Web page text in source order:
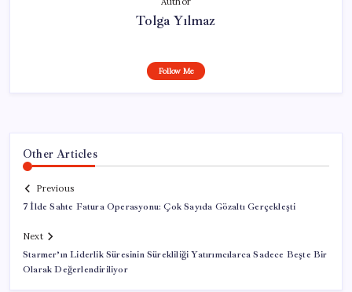
Tolga Yılmaz
Follow Me
Other Articles
Previous
7 İlde Sahte Fatura Operasyonu: Çok Sayıda Gözaltı Gerçekleşti
Next
Starmer’ın Liderlik Süresinin Sürekliliği Yatırımcılarca Sadece Beşte Bir
Olarak Değerlendiriliyor